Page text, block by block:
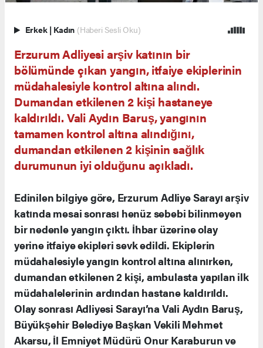
Erkek | Kadın (Haberi Sesli Oku)
Erzurum Adliyesi arşiv katının bir
bölümünde çıkan yangın, itfaiye ekiplerinin
müdahalesiyle kontrol altına alındı.
Dumandan etkilenen 2 kişi hastaneye
kaldırıldı. Vali Aydın Baruş, yangının
tamamen kontrol altına alındığını,
dumandan etkilenen 2 kişinin sağlık
durumunun iyi olduğunu açıkladı.
Edinilen bilgiye göre, Erzurum Adliye Sarayı arşiv
katında mesai sonrası henüz sebebi bilinmeyen
bir nedenle yangın çıktı. İhbar üzerine olay
yerine itfaiye ekipleri sevk edildi. Ekiplerin
müdahalesiyle yangın kontrol altına alınırken,
dumandan etkilenen 2 kişi, ambulasta yapılan ilk
müdahalelerinin ardından hastane kaldırıldı.
Olay sonrası Adliyesi Sarayı’na Vali Aydın Baruş,
Büyükşehir Belediye Başkan Vekili Mehmet
Akarsu, İl Emniyet Müdürü Onur Karaburun ve